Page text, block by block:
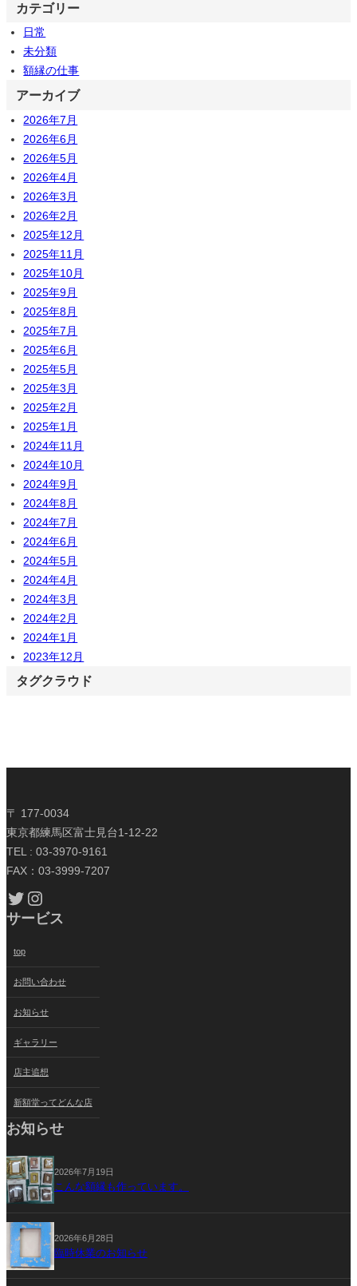
カテゴリー
日常
未分類
額縁の仕事
アーカイブ
2026年7月
2026年6月
2026年5月
2026年4月
2026年3月
2026年2月
2025年12月
2025年11月
2025年10月
2025年9月
2025年8月
2025年7月
2025年6月
2025年5月
2025年3月
2025年2月
2025年1月
2024年11月
2024年10月
2024年9月
2024年8月
2024年7月
2024年6月
2024年5月
2024年4月
2024年3月
2024年2月
2024年1月
2023年12月
タグクラウド
〒 177-0034
東京都練馬区富士見台1-12-22
TEL : 03-3970-9161
FAX：03-3999-7207
Twitter Instagram
サービス
top
お問い合わせ
お知らせ
ギャラリー
店主追想
新額堂ってどんな店
お知らせ
2026年7月19日
こんな額縁も作っています。
2026年6月28日
臨時休業のお知らせ